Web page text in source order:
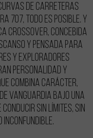
de carreteras
707, todo es posible. Y
Crossover, concebida
y pensada para
y exploradores
personalidad y
combina carácter,
vanguardia bajo una
sin límites, sin
inconfundible.